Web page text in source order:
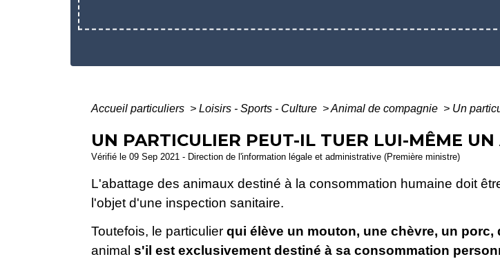
Accueil particuliers > Loisirs - Sports - Culture >Animal de compagnie > Un
UN PARTICULIER PEUT-IL TUER LUI-MÊME
Vérifié le 09 Sep 2021 - Direction de l'information légale et administrative (Première ministre)
L'abattage des animaux destiné à la consommation humaine doit
l'objet d'une inspection sanitaire.
Toutefois, le particulier qui élève un mouton, une chèvre, un
animal s'il est exclusivement destiné à sa consommation